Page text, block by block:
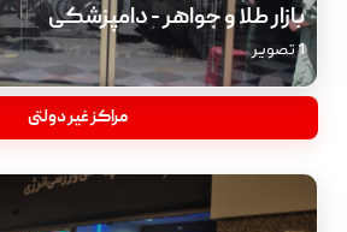
بازار طلا و جواهر - دامپزشکی
1 تصویر
مراکز غیر دولتی